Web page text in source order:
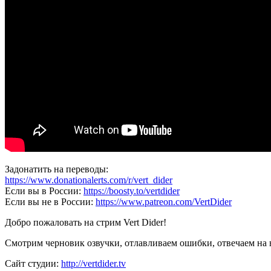
Задонатить на переводы:
https://www.donationalerts.com/r/vert_dider
Если вы в России: https://boosty.to/vertdider
Если вы не в России: https://www.patreon.com/VertDider
Добро пожаловать на стрим Vert Dider!
Смотрим черновик озвучки, отлавливаем ошибки, отвечаем на
Сайт студии: http://vertdider.tv